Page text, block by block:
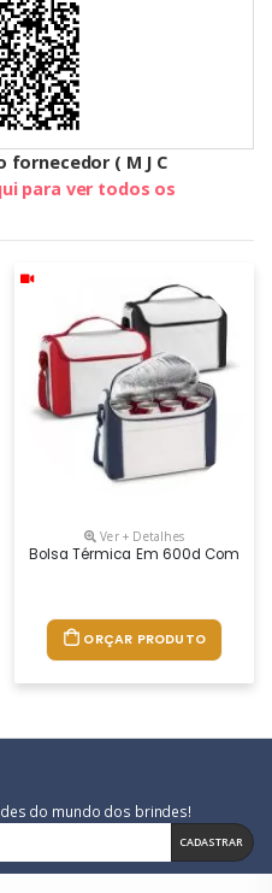
fornecedor ( M J C
para ver todos os
Em Poliéster Reciclado 600d.
Ver + Detalhes
Bolsa Térmica Em 600d Com
ORÇAR PRODUTO
do mundo dos brindes!
CADASTRAR